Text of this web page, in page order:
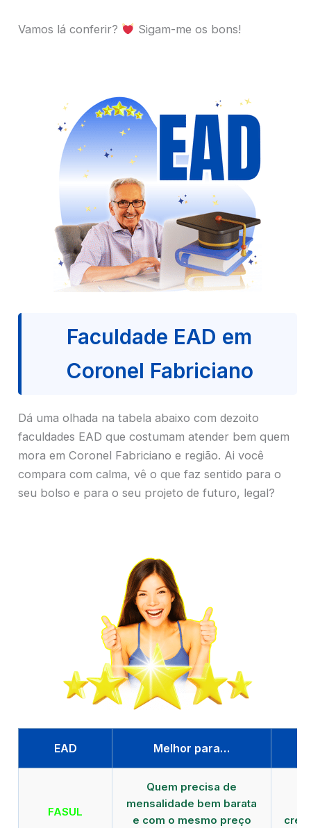
Vamos lá conferir? Sigam-me os bons!
Faculdade EAD em
Coronel Fabriciano
Dá uma olhada na tabela abaixo com dezoito
faculdades EAD que costumam atender bem quem
mora em Coronel Fabriciano e região. Ai você
compara com calma, vê o que faz sentido para o
seu bolso e para o seu projeto de futuro, legal?
EAD Melhor para…
FASUL
Quem precisa de
mensalidade bem barata
e com o mesmo preço